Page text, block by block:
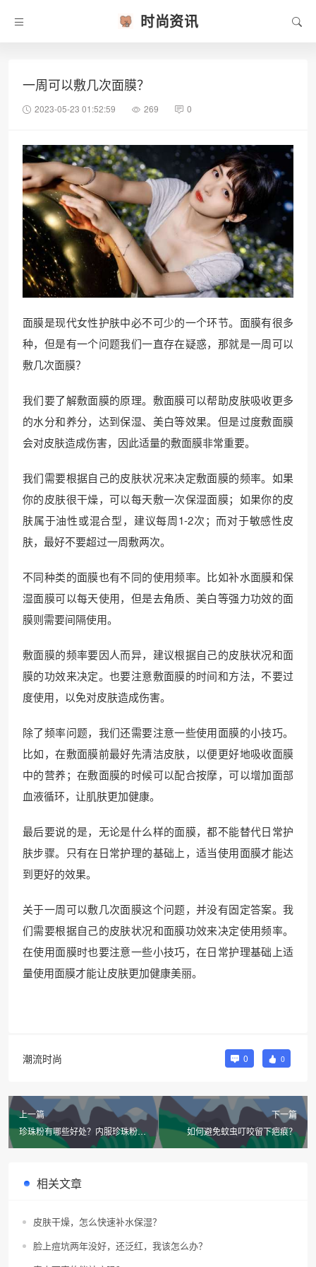
时尚资讯
一周可以敷几次面膜？
2023-05-23 01:52:59 269 0
面膜是现代女性护肤中必不可少的一个环节。面膜有很多
种，但是有一个问题我们一直存在疑惑，那就是一周可以
敷几次面膜？
我们要了解敷面膜的原理。敷面膜可以帮助皮肤吸收更多
的水分和养分，达到保湿、美白等效果。但是过度敷面膜
会对皮肤造成伤害，因此适量的敷面膜非常重要。
我们需要根据自己的皮肤状况来决定敷面膜的频率。如果
你的皮肤很干燥，可以每天敷一次保湿面膜；如果你的皮
肤属于油性或混合型，建议每周1-2次；而对于敏感性皮
肤，最好不要超过一周敷两次。
不同种类的面膜也有不同的使用频率。比如补水面膜和保
湿面膜可以每天使用，但是去角质、美白等强力功效的面
膜则需要间隔使用。
敷面膜的频率要因人而异，建议根据自己的皮肤状况和面
膜的功效来决定。也要注意敷面膜的时间和方法，不要过
度使用，以免对皮肤造成伤害。
除了频率问题，我们还需要注意一些使用面膜的小技巧。
比如，在敷面膜前最好先清洁皮肤，以便更好地吸收面膜
中的营养；在敷面膜的时候可以配合按摩，可以增加面部
血液循环，让肌肤更加健康。
最后要说的是，无论是什么样的面膜，都不能替代日常护
肤步骤。只有在日常护理的基础上，适当使用面膜才能达
到更好的效果。
关于一周可以敷几次面膜这个问题，并没有固定答案。我
们需要根据自己的皮肤状况和面膜功效来决定使用频率。
在使用面膜时也要注意一些小技巧，在日常护理基础上适
量使用面膜才能让皮肤更加健康美丽。
潮流时尚 0 0
上一篇
珍珠粉有哪些好处？内服珍珠粉有
什么作用和功效？
下一篇
如何避免蚊虫叮咬留下疤痕？
相关文章
皮肤干燥，怎么快速补水保湿？
脸上痘坑两年没好，还泛红，我该怎么办？